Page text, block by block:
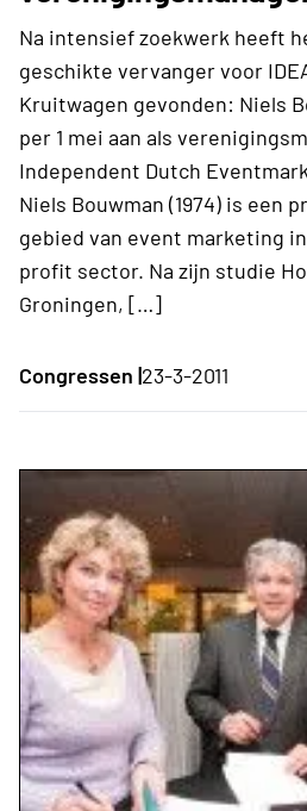
Na intensief zoekwerk heeft
geschikte vervanger voor
Kruitwagen gevonden: Niels
per 1 mei aan als
Independent Dutch
Niels Bouwman (1974) is een
gebied van event marketing
profit sector. Na zijn studie
Groningen, […]
Congressen |23-3-2011